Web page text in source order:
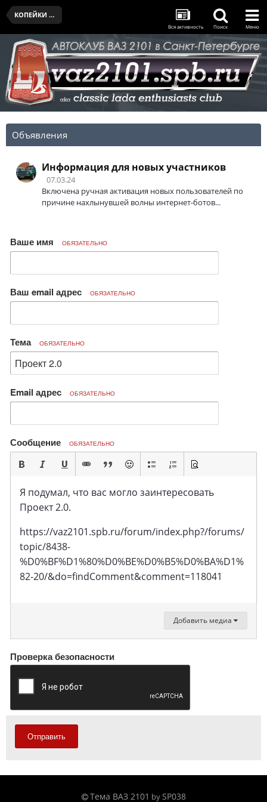
КОПЕЙКИ КЛУБА
Вся активность Поиск Меню
Объявления
Информация для новых участников
07.03.24
Включена ручная активация новых пользователей по
причине нахлынувшей волны интернет-ботов...
Ваше имя ОБЯЗАТЕЛЬНО
Ваш email адрес ОБЯЗАТЕЛЬНО
Тема ОБЯЗАТЕЛЬНО
Email адрес ОБЯЗАТЕЛЬНО
Сообщение ОБЯЗАТЕЛЬНО
Я подумал, что вас могло заинтересовать
Проект 2.0.
https://vaz2101.spb.ru/forum/index.php?/forums/
topic/8438-
%D0%BF%D1%80%D0%BE%D0%B5%D0%BA%D1%
82-20/&do=findComment&comment=118041
Добавить медиа
Проверка безопасности
Отправить
Тема ВАЗ 2101 by SP038